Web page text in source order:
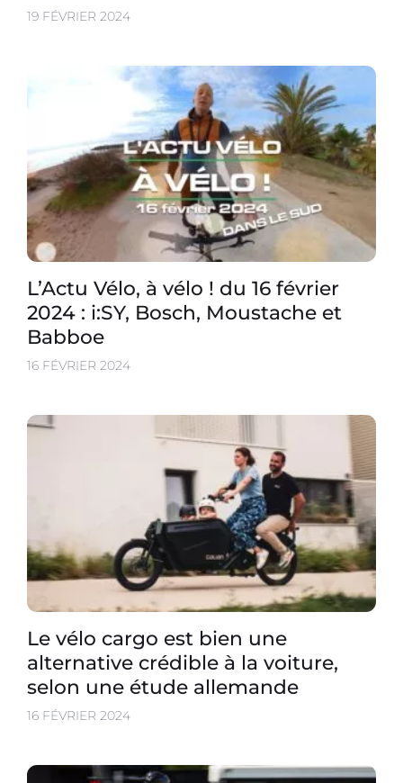
19 FÉVRIER 2024
L’Actu Vélo, à vélo ! du 16 février
2024 : i:SY, Bosch, Moustache et
Babboe
16 FÉVRIER 2024
Le vélo cargo est bien une
alternative crédible à la voiture,
selon une étude allemande
16 FÉVRIER 2024